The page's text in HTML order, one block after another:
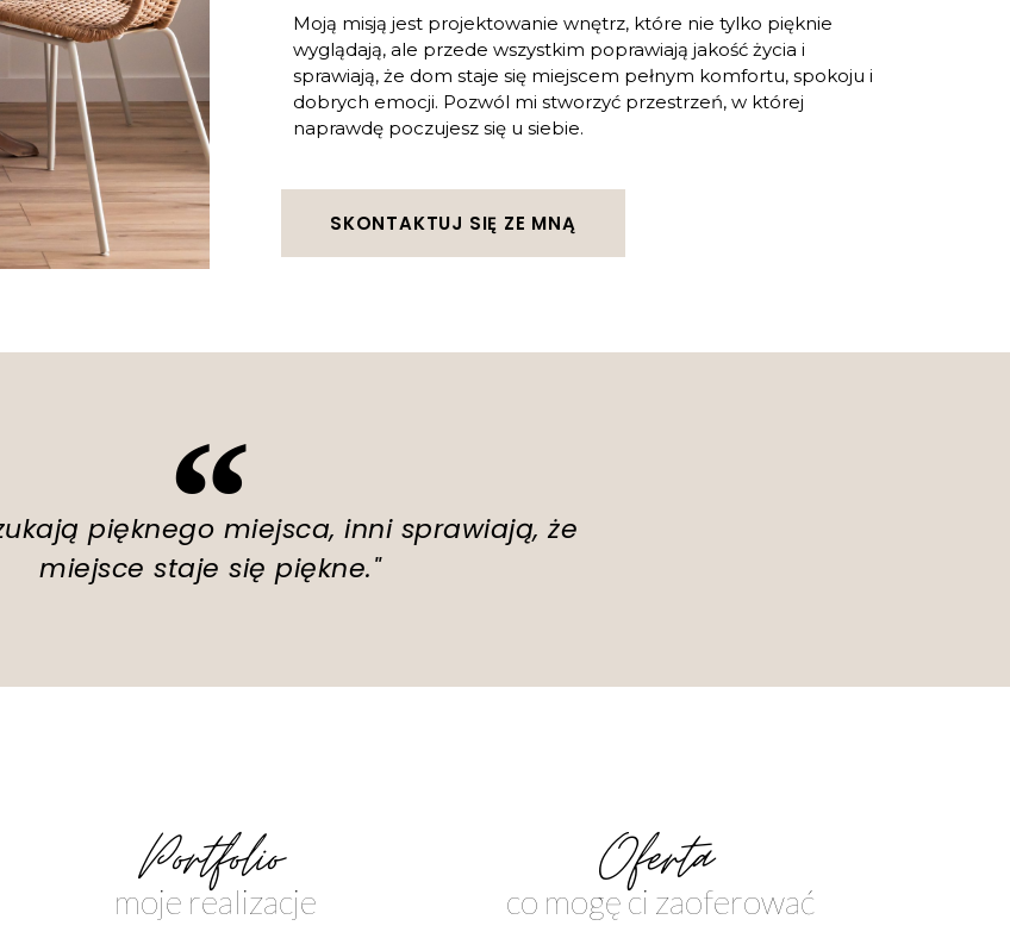
Moją misją jest projektowanie wnętrz, które nie tylko pięknie
wyglądają, ale przede wszystkim poprawiają jakość życia i
sprawiają, że dom staje się miejscem pełnym komfortu, spokoju i
dobrych emocji. Pozwól mi stworzyć przestrzeń, w której
naprawdę poczujesz się u siebie.
SKONTAKTUJ SIĘ ZE MNĄ
pięknego miejsca, inni sprawiają, że
miejsce staje się piękne."
Portfolio
moje realizacje
Oferta
co mogę ci zaoferować